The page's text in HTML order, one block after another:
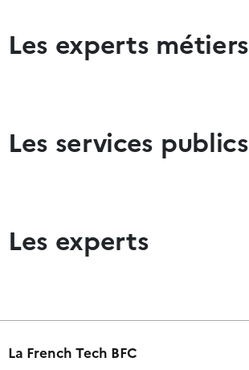
Les experts métiers
Les services publics
Les experts
La French Tech BFC